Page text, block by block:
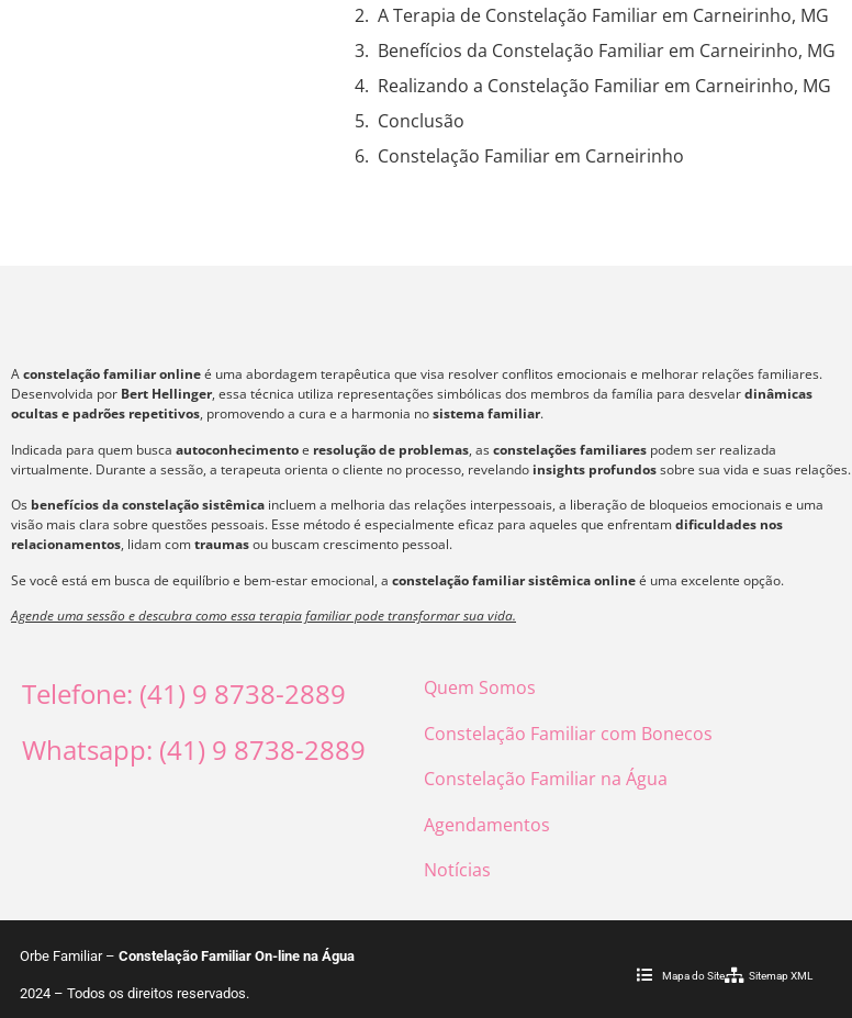
A Terapia de Constelação Familiar em Carneirinho, MG
Benefícios da Constelação Familiar em Carneirinho, MG
Realizando a Constelação Familiar em Carneirinho, MG
Conclusão
Constelação Familiar em Carneirinho
Aconstelação familiar onlineé uma abordagem terapêutica que visa resolver conflitos emocionais e melhorar relações familiares.
Desenvolvida por Bert Hellinger, essa técnica utiliza representações simbólicas dos membros da família para desvelardinâmicas
ocultas e padrões repetitivos, promovendo a cura e a harmonia nosistema familiar.
Indicada para quem busca autoconhecimentoe resolução de problemas, asconstelações familiares podem ser realizada
virtualmente. Durante a sessão, a terapeuta orienta o cliente no processo, revelando insights profundossobre sua vida e suas relações.
Os benefícios da constelação sistêmica incluem a melhoria das relações interpessoais, a liberação de bloqueios emocionais e uma
visão mais clara sobre questões pessoais. Esse método é especialmente eficaz para aqueles que enfrentamdificuldades nos
relacionamentos, lidam comtraumasou buscam crescimento pessoal.
Se você está em busca de equilíbrio e bem-estar emocional, a constelação familiar sistêmica onlineé uma excelente opção.
Agende uma sessão e descubra como essa terapia familiar pode transformar sua vida.
Telefone: (41) 9 8738-2889
Whatsapp: (41) 9 8738-2889
Quem Somos
Constelação Familiar com Bonecos
Constelação Familiar na Água
Agendamentos
Notícias
Orbe Familiar – Constelação Familiar On-line na Água
2024 – Todos os direitos reservados.
Mapa do Site Sitemap XML